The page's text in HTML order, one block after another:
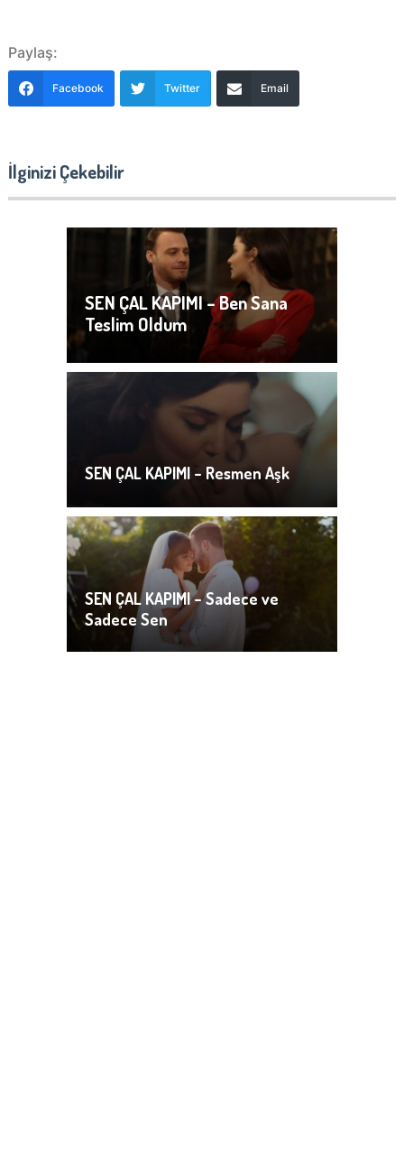
Paylaş:
Facebook Twitter Email
İlginizi Çekebilir
SEN ÇAL KAPIMI – Ben Sana
Teslim Oldum
SEN ÇAL KAPIMI – Resmen Aşk
SEN ÇAL KAPIMI – Sadece ve
Sadece Sen